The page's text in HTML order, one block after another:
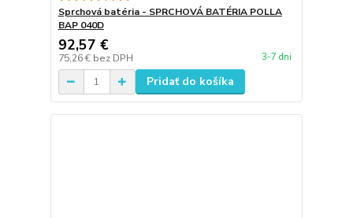
Sprchová batéria - SPRCHOVÁ BATÉRIA POLLA
BAP 040D
92,57 €
75,26 € bez DPH 3-7 dni
Pridať do košíka